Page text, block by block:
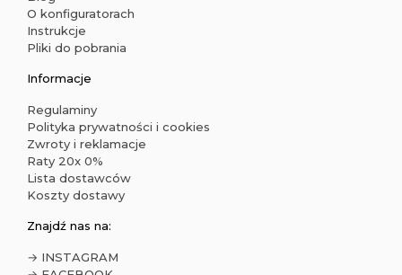
O konfiguratorach
Instrukcje
Pliki do pobrania
Informacje
Regulaminy
Polityka prywatności i cookies
Zwroty i reklamacje
Raty 20x 0%
Lista dostawców
Koszty dostawy
Znajdź nas na:
→ INSTAGRAM